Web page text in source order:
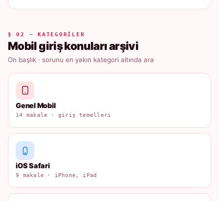
§ 02 — KATEGORILER
Mobil giriş konuları arşivi
On başlık · sorunu en yakın kategori altında ara
Genel Mobil
14 makale · giriş temelleri
iOS Safari
9 makale · iPhone, iPad